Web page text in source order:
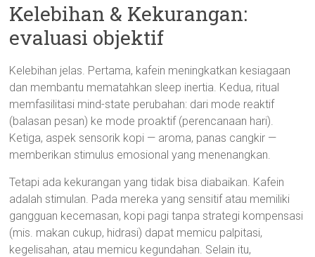
Kelebihan & Kekurangan:
evaluasi objektif
Kelebihan jelas. Pertama, kafein meningkatkan kesiagaan
dan membantu mematahkan sleep inertia. Kedua, ritual
memfasilitasi mind-state perubahan: dari mode reaktif
(balasan pesan) ke mode proaktif (perencanaan hari).
Ketiga, aspek sensorik kopi — aroma, panas cangkir —
memberikan stimulus emosional yang menenangkan.
Tetapi ada kekurangan yang tidak bisa diabaikan. Kafein
adalah stimulan. Pada mereka yang sensitif atau memiliki
gangguan kecemasan, kopi pagi tanpa strategi kompensasi
(mis. makan cukup, hidrasi) dapat memicu palpitasi,
kegelisahan, atau memicu kegundahan. Selain itu,